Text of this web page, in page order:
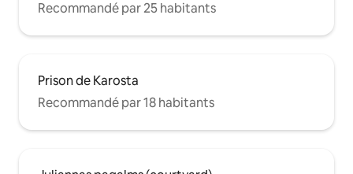
Recommandé par 25 habitants
Prison de Karosta
Recommandé par 18 habitants